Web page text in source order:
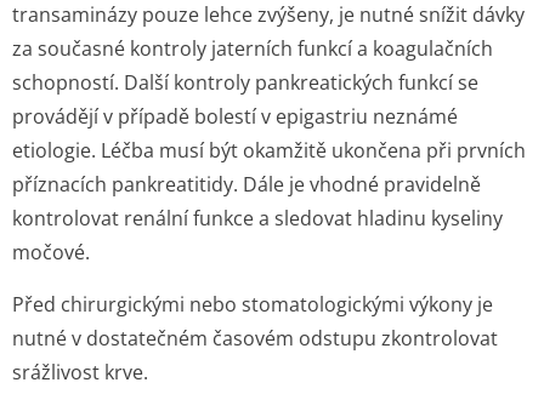
transaminázy pouze lehce zvýšeny, je nutné snížit dávky
za současné kontroly jaterních funkcí a koagulačních
schopností. Další kontroly pankreatických funkcí se
provádějí v případě bolestí v epigastriu neznámé
etiologie. Léčba musí být okamžitě ukončena při prvních
příznacích pankreatitidy. Dále je vhodné pravidelně
kontrolovat renální funkce a sledovat hladinu kyseliny
močové.
Před chirurgickými nebo stomatologickými výkony je
nutné v dostatečném časovém odstupu zkontrolovat
srážlivost krve.